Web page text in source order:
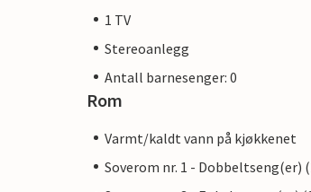
1 TV
Stereoanlegg
Antall barnesenger: 0
Rom
Varmt/kaldt vann på kjøkkenet
Soverom nr. 1 - Dobbeltseng(er)